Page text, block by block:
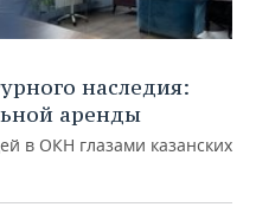
наследия:
аренды
в ОКН глазами казанских